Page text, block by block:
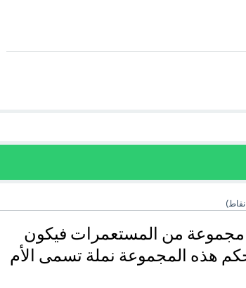
نقاط)